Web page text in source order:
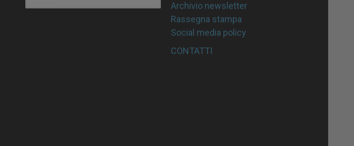
Archivio newsletter
Rassegna stampa
Social media policy
CONTATTI